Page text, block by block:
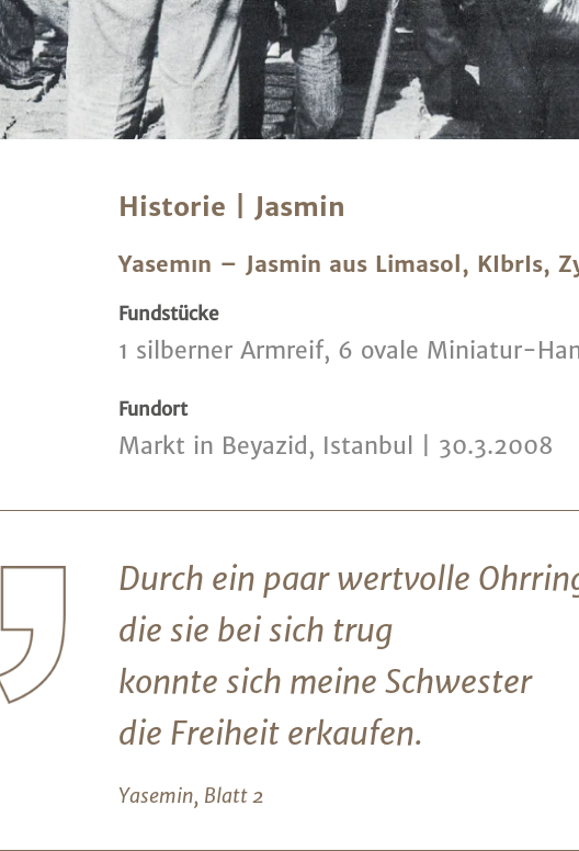
Historie | Jasmin
Yasemın – Jasmin aus Limasol, KIbrIs,
Fundstücke
1 silberner Armreif, 6 ovale Miniatur-
Fundort
Markt in Beyazid, Istanbul | 30.3.2008
Durch ein paar wertvolle
die sie bei sich trug
konnte sich meine Schwester
die Freiheit erkaufen.
Yasemin, Blatt 2